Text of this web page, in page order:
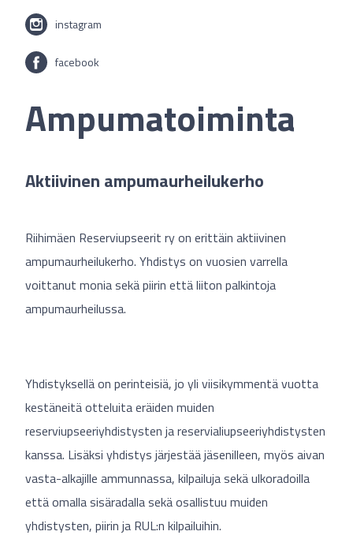
instagram
facebook
Ampumatoiminta
Aktiivinen ampumaurheilukerho
Riihimäen Reserviupseerit ry on erittäin aktiivinen
ampumaurheilukerho. Yhdistys on vuosien varrella
voittanut monia sekä piirin että liiton palkintoja
ampumaurheilussa.
Yhdistyksellä on perinteisiä, jo yli viisikymmentä vuotta
kestäneitä otteluita eräiden muiden
reserviupseeriyhdistysten ja reservialiupseeriyhdistysten
kanssa. Lisäksi yhdistys järjestää jäsenilleen, myös aivan
vasta-alkajille ammunnassa, kilpailuja sekä ulkoradoilla
että omalla sisäradalla sekä osallistuu muiden
yhdistysten, piirin ja RUL:n kilpailuihin.